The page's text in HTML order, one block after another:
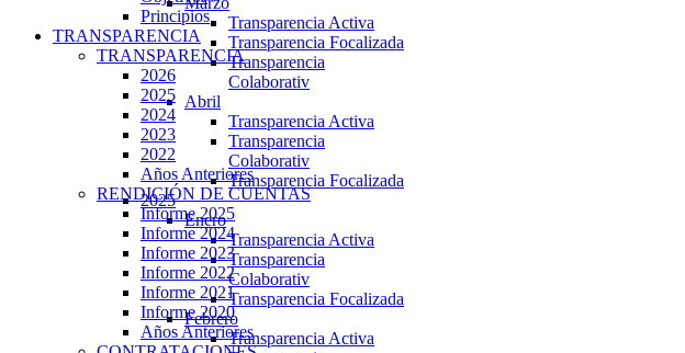
Transparencia Activa
Transparencia Focalizada
Transparencia
Colaborativ
Abril
Transparencia Activa
Transparencia
Colaborativ
Transparencia Focalizada
2025
Enero
Transparencia Activa
Transparencia
Colaborativ
Transparencia Focalizada
Febrero
Transparencia Activa
Principios
TRANSPARENCIA
TRANSPARENCIA
2026
2025
2024
2023
2022
Años Anteriores
RENDICIÓN DE CUENTAS
Informe 2025
Informe 2024
Informe 2023
Informe 2022
Informe 2021
Informe 2020
Años Anteriores